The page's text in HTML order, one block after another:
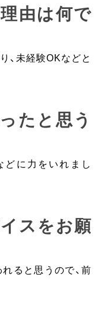
由は何で
、未経験OKなどと
たと思う
に力をいれまし
スをお願
ると思うので、前